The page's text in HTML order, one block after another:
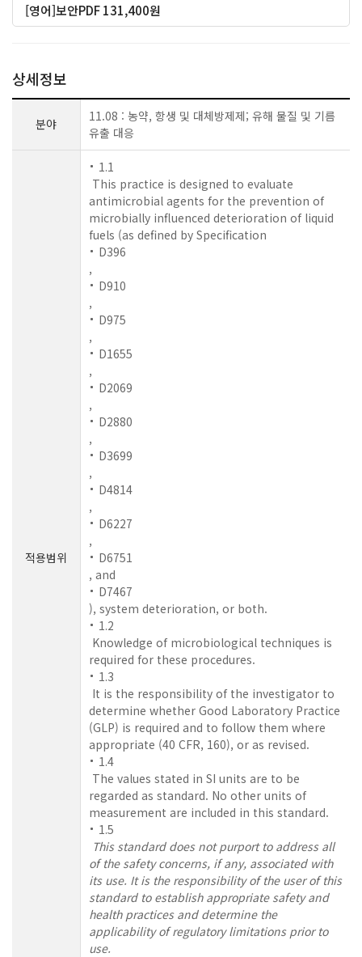
[영어]보안PDF 131,400원
상세정보
분야
11.08 : 농약, 항생 및 대체방제제; 유해 물질 및 기름
유출 대응
적용범위
1.1
This practice is designed to evaluate
antimicrobial agents for the prevention of
microbially influenced deterioration of liquid
fuels (as defined by Specification
D396
,
D910
,
D975
,
D1655
,
D2069
,
D2880
,
D3699
,
D4814
,
D6227
,
D6751
, and
D7467
), system deterioration, or both.
1.2
Knowledge of microbiological techniques is
required for these procedures.
1.3
It is the responsibility of the investigator to
determine whether Good Laboratory Practice
(GLP) is required and to follow them where
appropriate (40 CFR, 160), or as revised.
1.4
The values stated in SI units are to be
regarded as standard. No other units of
measurement are included in this standard.
1.5
This standard does not purport to address all
of the safety concerns, if any, associated with
its use. It is the responsibility of the user of this
standard to establish appropriate safety and
health practices and determine the
applicability of regulatory limitations prior to
use.